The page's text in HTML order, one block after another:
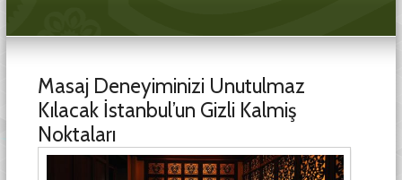
Masaj Deneyiminizi Unutulmaz
Kılacak İstanbul’un Gizli Kalmiş
Noktaları